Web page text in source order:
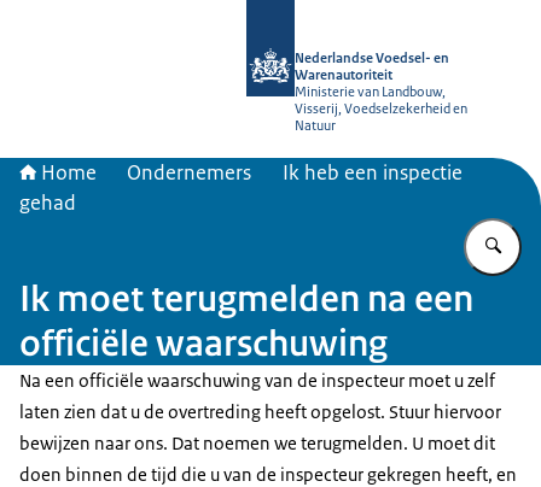
Nederlandse Voedsel- en
Warenautoriteit
Ministerie van Landbouw,
Visserij, Voedselzekerheid en
Natuur
Home Ondernemers
Ik heb een inspectie
gehad
Ik moet terugmelden na een
officiële waarschuwing
Na een officiële waarschuwing van de inspecteur moet u zelf
laten zien dat u de overtreding heeft opgelost. Stuur hiervoor
bewijzen naar ons. Dat noemen we terugmelden. U moet dit
doen binnen de tijd die u van de inspecteur gekregen heeft, en